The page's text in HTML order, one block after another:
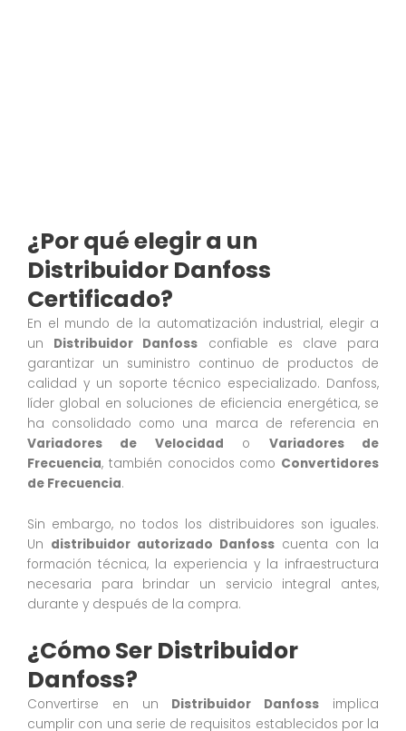
¿Por qué elegir a un
Distribuidor Danfoss
Certificado?
En el mundo de la automatización industrial, elegir a
un Distribuidor Danfoss confiable es clave para
garantizar un suministro continuo de productos de
calidad y un soporte técnico especializado. Danfoss,
líder global en soluciones de eficiencia energética, se
ha consolidado como una marca de referencia en
Variadores de Velocidad o Variadores de
Frecuencia, también conocidos como Convertidores
de Frecuencia.
Sin embargo, no todos los distribuidores son iguales.
Un distribuidor autorizado Danfoss cuenta con la
formación técnica, la experiencia y la infraestructura
necesaria para brindar un servicio integral antes,
durante y después de la compra.
¿Cómo Ser Distribuidor
Danfoss?
Convertirse en un Distribuidor Danfoss implica
cumplir con una serie de requisitos establecidos por la